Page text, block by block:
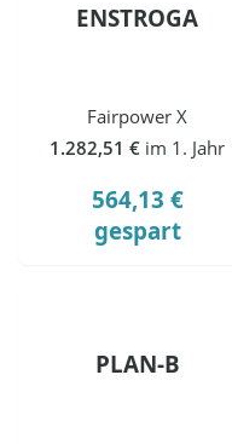
ENSTROGA
Fairpower X
1.282,51 € im 1. Jahr
564,13 €
gespart
PLAN-B